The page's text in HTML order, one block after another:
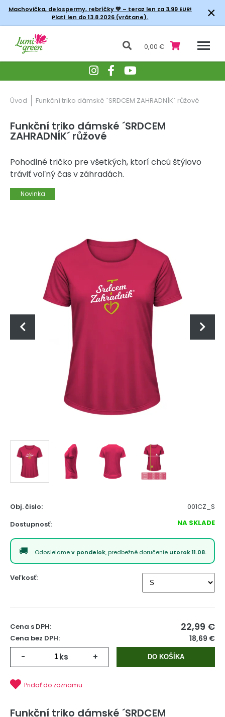
Machovička, delospermy, rebríčky💚 – teraz len za 3,99 EUR!
Platí len do 13.8.2026 (vrátane).
×
0,00 €
Úvod Funkční triko dámské ´SRDCEM ZAHRADNÍK´ růžové
Funkční triko dámské ´SRDCEM
ZAHRADNÍK´ růžové
Pohodlné tričko pre všetkých, ktorí chcú štýlovo
tráviť voľný čas v záhradách.
Novinka
Obj. čislo:
001CZ_S
Dostupnosť:
NA SKLADE
Odosielamev pondelok, predbežné doručenie utorok 11.08.
Veľkosť:
Cena s DPH: 22,99 €
Cena bez DPH: 18,69 €
- ks + DO KOŠÍKA
Pridať do zoznamu
Funkční triko dámské ´SRDCEM